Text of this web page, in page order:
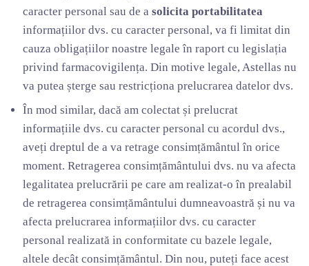
caracter personal sau de asolicita portabilitatea
informațiilor dvs. cu caracter personal, va fi limitat din
cauza obligațiilor noastre legale în raport cu legislația
privind farmacovigilența. Din motive legale, Astellas nu
va putea șterge sau restricționa prelucrarea datelor dvs.
În mod similar, dacă am colectat și prelucrat
informațiile dvs. cu caracter personal cu acordul dvs.,
aveți dreptul de a va retrage consimțământul în orice
moment. Retragerea consimțământului dvs. nu va afecta
legalitatea prelucrării pe care am realizat-o în prealabil
de retragerea consimțământului dumneavoastră și nu va
afecta prelucrarea informațiilor dvs. cu caracter
personal realizată in conformitate cu bazele legale,
altele decât consimțământul. Din nou, puteți face acest